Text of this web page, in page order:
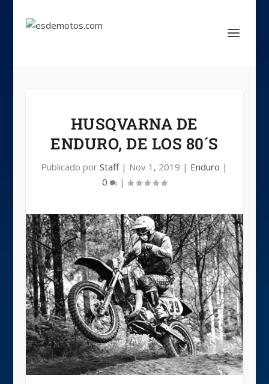
HUSQVARNA DE
ENDURO, DE LOS 80´S
Publicado porStaff| Nov 1, 2019 | Enduro |
0
|